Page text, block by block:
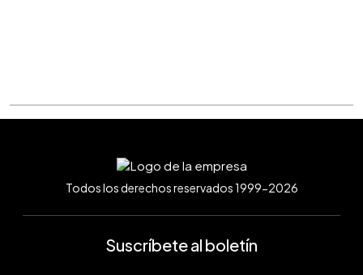
Todos los derechos reservados 1999-2026
Suscríbete al boletín